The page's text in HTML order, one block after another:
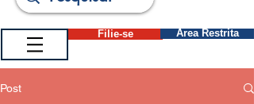
Filie-se Área Restrita
Post